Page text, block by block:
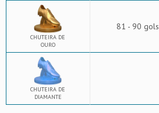
CHUTEIRA DE
OURO
81 - 90 gols
CHUTEIRA DE
DIAMANTE